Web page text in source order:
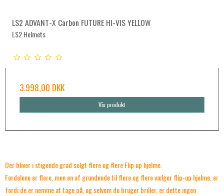
LS2 ADVANT-X Carbon FUTURE HI-VIS YELLOW
LS2 Helmets
3.998,00 DKK
Vis produkt
Der bliver i stigende grad solgt flere og flere Flip up hjelme.
Fordelene er flere, men en af grundende til flere og flere vælger flip-up hjelme, er
fordi de er nemme at tage på, og selvom du bruger briller, er dette ingen